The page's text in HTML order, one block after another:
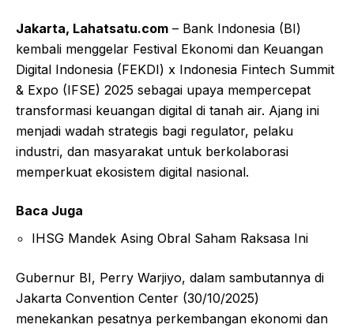
Jakarta, Lahatsatu.com – Bank Indonesia (BI)
kembali menggelar Festival Ekonomi dan Keuangan
Digital Indonesia (FEKDI) x Indonesia Fintech Summit
& Expo (IFSE) 2025 sebagai upaya mempercepat
transformasi keuangan digital di tanah air. Ajang ini
menjadi wadah strategis bagi regulator, pelaku
industri, dan masyarakat untuk berkolaborasi
memperkuat ekosistem digital nasional.
Baca Juga
IHSG Mandek Asing Obral Saham Raksasa Ini
Gubernur BI, Perry Warjiyo, dalam sambutannya di
Jakarta Convention Center (30/10/2025)
menekankan pesatnya perkembangan ekonomi dan